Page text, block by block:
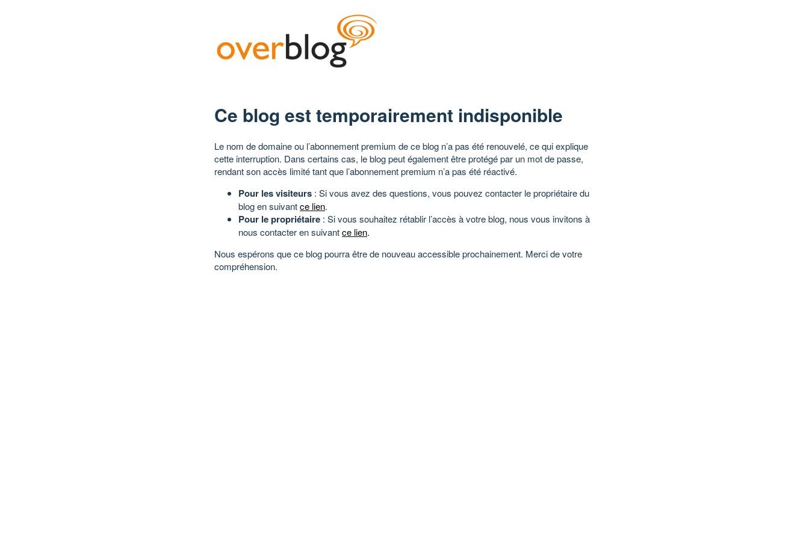
Ce blog est temporairement indisponible
Le nom de domaine ou l’abonnement premium de ce blog n’a pas été renouvelé, ce qui explique
cette interruption. Dans certains cas, le blog peut également être protégé par un mot de passe,
rendant son accès limité tant que l’abonnement premium n’a pas été réactivé.
Pour les visiteurs : Si vous avez des questions, vous pouvez contacter le propriétaire du
blog en suivantce lien.
Pour le propriétaire : Si vous souhaitez rétablir l’accès à votre blog, nous vous invitons à
nous contacter en suivantce lien.
Nous espérons que ce blog pourra être de nouveau accessible prochainement. Merci de votre
compréhension.